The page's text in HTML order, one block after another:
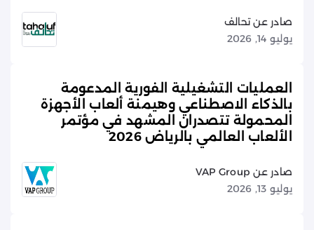
صادر عن تحالف
يوليو 14, 2026
العمليات التشغيلية الفورية المدعومة
بالذكاء الاصطناعي وهيمنة ألعاب الأجهزة
المحمولة تتصدران المشهد في مؤتمر
الألعاب العالمي بالرياض 2026
صادر عن VAP Group
يوليو 13, 2026